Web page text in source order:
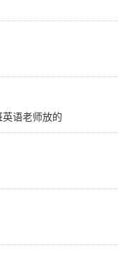
语老师放的